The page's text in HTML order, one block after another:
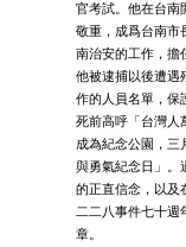
官考試。他在台南
敬重，成爲台南市
南治安的工作，擔
他被逮捕以後遭遇
作的人員名單，保
死前高呼「台灣人
成為紀念公園，三
與勇氣紀念日」。
的正直信念，以及
二二八事件七十週
章。